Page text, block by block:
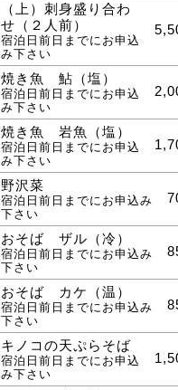
（上）刺身盛り合わ
せ（２人前）
宿泊日前日までにお申込
み下さい
焼き魚 鮎（塩）
宿泊日前日までにお申込
み下さい
焼き魚 岩魚（塩）
宿泊日前日までにお申込
み下さい
野沢菜
宿泊日前日までにお申込み
下さい
おそば ザル（冷）
宿泊日前日までにお申込み
下さい
おそば カケ（温）
宿泊日前日までにお申込み
下さい
キノコの天ぷらそば
宿泊日前日までにお申込
み下さい